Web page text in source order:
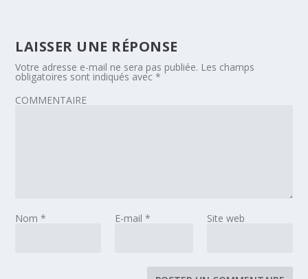
LAISSER UNE RÉPONSE
Votre adresse e-mail ne sera pas publiée. Les champs
obligatoires sont indiqués avec*
COMMENTAIRE
Nom* E-mail * Site web